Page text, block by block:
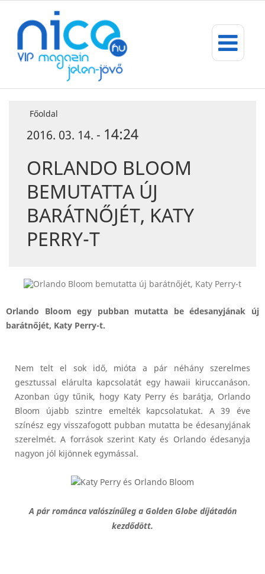
Főoldal
2016. 03. 14. - 14:24
ORLANDO BLOOM
BEMUTATTA ÚJ
BARÁTNŐJÉT, KATY
PERRY-T
Orlando Bloom egy pubban mutatta be édesanyjának új
barátnőjét, Katy Perry-t.
Nem telt el sok idő, mióta a pár néhány szerelmes
gesztussal elárulta kapcsolatát egy hawaii kiruccanáson.
Azonban úgy tűnik, hogy Katy Perry és barátja, Orlando
Bloom újabb szintre emelték kapcsolatukat. A 39 éve
színész egy visszafogott pubban mutatta be édesanyjának
szerelmét. A források szerint Katy és Orlando édesanyja
nagyon jól kijönnek egymással.
A pár románca valószínűleg a Golden Globe díjátadón
kezdődött.